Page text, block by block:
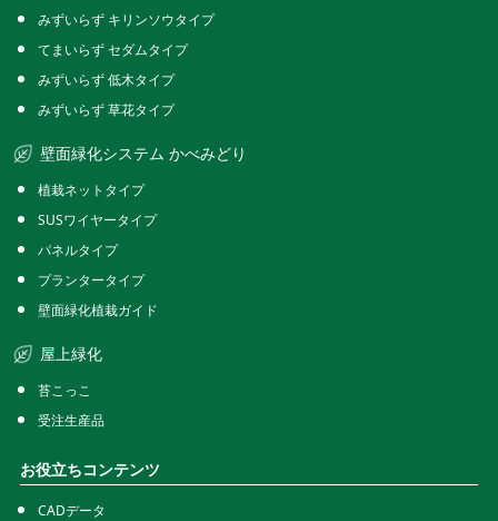
みずいらず キリンソウタイプ
てまいらず セダムタイプ
みずいらず 低木タイプ
みずいらず 草花タイプ
壁面緑化システム かべみどり
植栽ネットタイプ
SUSワイヤータイプ
パネルタイプ
プランタータイプ
壁面緑化植栽ガイド
屋上緑化
苔こっこ
受注生産品
お役立ちコンテンツ
CADデータ